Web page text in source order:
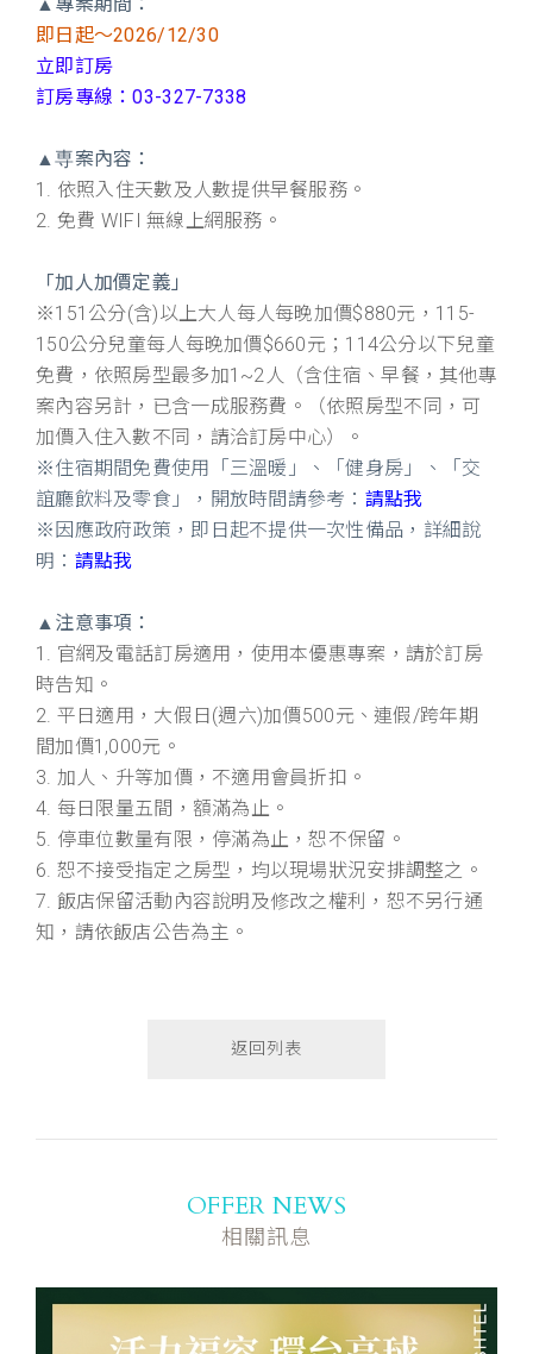
即日起～2026/12/30
立即訂房
訂房專線：03-327-7338
▲専案內容：
1. 依照入住天數及人數提供早餐服務。
2. 免費 WIFI 無線上網服務。
「加人加價定義」
※151公分(含)以上大人每人每晚加價$880元，115-
150公分兒童每人每晚加價$660元；114公分以下兒童
免費，依照房型最多加1~2人（含住宿、早餐，其他專
案內容另計，已含一成服務費。（依照房型不同，可
加價入住入數不同，請洽訂房中心）。
※住宿期間免費使用「三溫暖」、「健身房」、「交
誼廳飲料及零食」，開放時間請參考： 請點我
※因應政府政策，即日起不提供一次性備品，詳細說
明： 請點我
▲ 注意事項：
1. 官網及電話訂房適用，使用本優惠專案，請於訂房
時告知。
2. 平日適用，大假日(週六)加價500元、連假/跨年期
間加價1,000元。
3. 加人、升等加價，不適用會員折扣。
4. 每日限量五間，額滿為止。
5. 停車位數量有限，停滿為止，恕不保留。
6. 恕不接受指定之房型，均以現場狀況安排調整之。
7. 飯店保留活動內容說明及修改之權利，恕不另行通
知，請依飯店公告為主。
返回列表
OFFER NEWS
相關訊息